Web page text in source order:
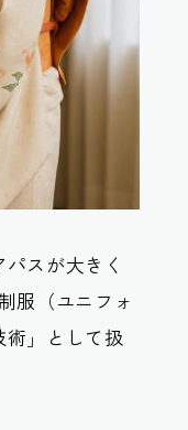
スが大きく
服（ユニフォ
」として扱